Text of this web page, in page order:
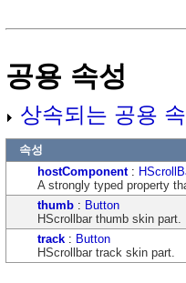
공용 속성
상속되는 공용
속성
hostComponent:
A strongly typed property
thumb : Button
HScrollbar thumb skin part.
track : Button
HScrollbar track skin part.